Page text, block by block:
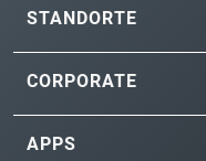
STANDORTE
CORPORATE
APPS